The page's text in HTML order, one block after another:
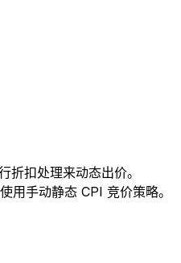
扣处理来动态出价。
手动静态 CPI 竞价策略。